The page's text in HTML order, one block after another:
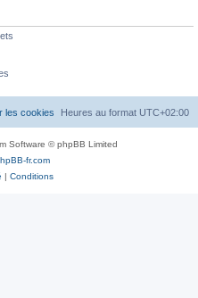
Heures au format UTC+02:00
les cookies
Software © phpBB Limited
fr.com
| Conditions